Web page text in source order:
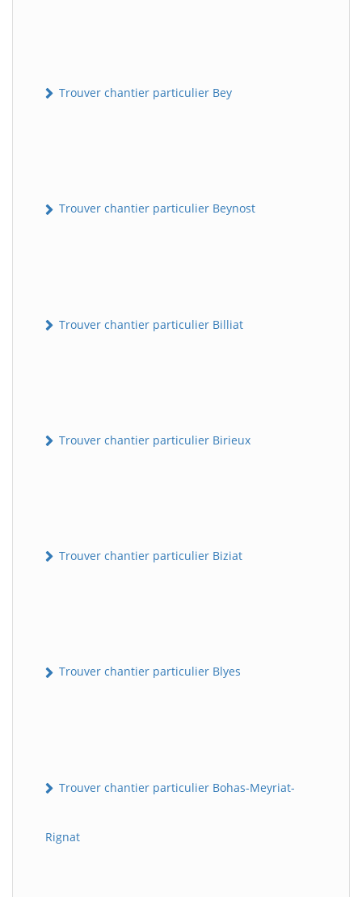
Trouver chantier particulier Bey
Trouver chantier particulier Beynost
Trouver chantier particulier Billiat
Trouver chantier particulier Birieux
Trouver chantier particulier Biziat
Trouver chantier particulier Blyes
Trouver chantier particulier Bohas-Meyriat-
Rignat